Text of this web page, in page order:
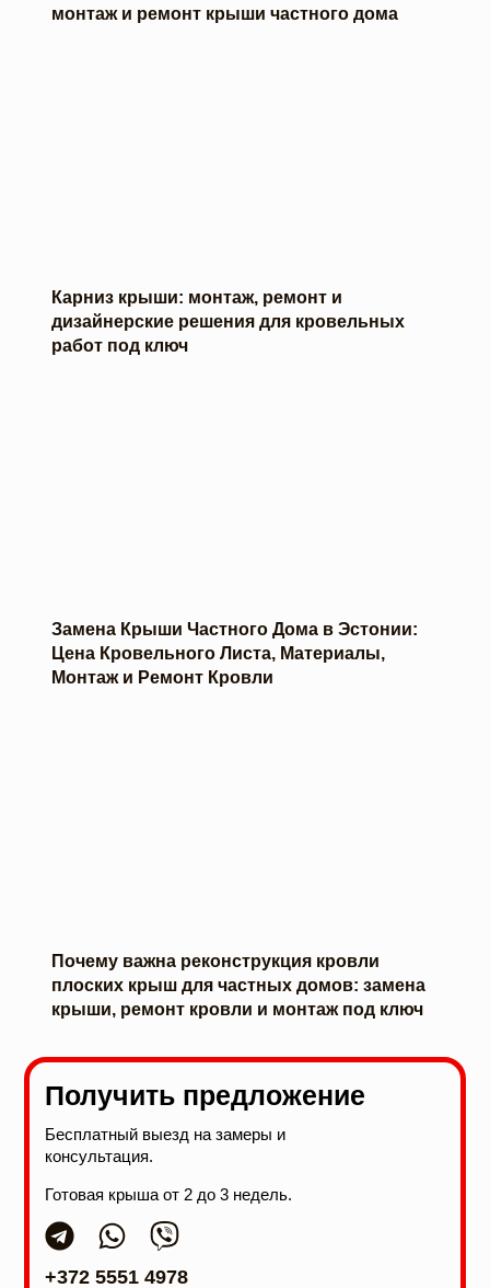
монтаж и ремонт крыши частного дома
Карниз крыши: монтаж, ремонт и
дизайнерские решения для кровельных
работ под ключ
Замена Крыши Частного Дома в Эстонии:
Цена Кровельного Листа, Материалы,
Монтаж и Ремонт Кровли
Почему важна реконструкция кровли
плоских крыш для частных домов: замена
крыши, ремонт кровли и монтаж под ключ
Получить предложение
Бесплатный выезд на замеры и
консультация.
Готовая крыша от 2 до 3 недель.
+372 5551 4978